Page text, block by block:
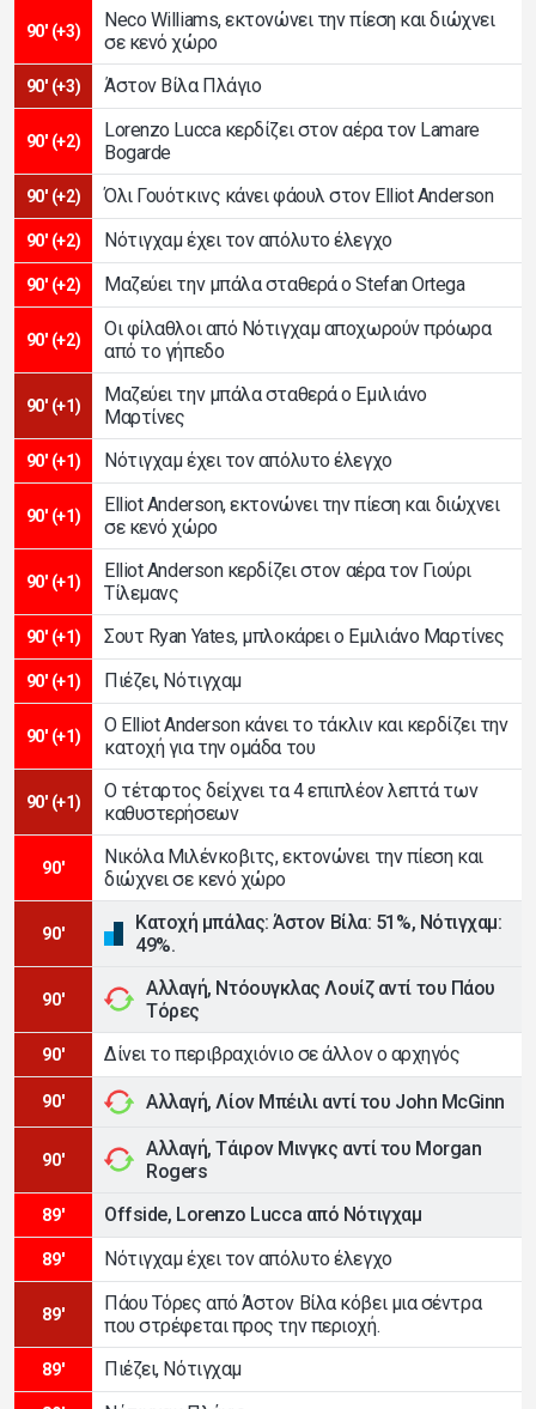
90' (+3)
Neco Williams, εκτονώνει την πίεση και διώχνει
σε κενό χώρο
90' (+3) Άστον Βίλα Πλάγιο
90' (+2)
Lorenzo Lucca κερδίζει στον αέρα τον Lamare
Bogarde
90' (+2) Όλι Γουότκινς κάνει φάουλ στον Elliot Anderson
90' (+2) Νότιγχαμ έχει τον απόλυτο έλεγχο
90' (+2) Μαζεύει την μπάλα σταθερά ο Stefan Ortega
90' (+2)
Οι φίλαθλοι από Νότιγχαμ αποχωρούν πρόωρα
από το γήπεδο
90' (+1)
Μαζεύει την μπάλα σταθερά ο Εμιλιάνο
Μαρτίνες
90' (+1) Νότιγχαμ έχει τον απόλυτο έλεγχο
90' (+1)
Elliot Anderson, εκτονώνει την πίεση και διώχνει
σε κενό χώρο
90' (+1)
Elliot Anderson κερδίζει στον αέρα τον Γιούρι
Τίλεμανς
90' (+1) Σουτ Ryan Yates, μπλοκάρει ο Εμιλιάνο Μαρτίνες
90' (+1) Πιέζει, Νότιγχαμ
90' (+1)
Ο Elliot Anderson κάνει το τάκλιν και κερδίζει την
κατοχή για την ομάδα του
90' (+1)
Ο τέταρτος δείχνει τα 4 επιπλέον λεπτά των
καθυστερήσεων
90'
Νικόλα Μιλένκοβιτς, εκτονώνει την πίεση και
διώχνει σε κενό χώρο
90'
Κατοχή μπάλας: Άστον Βίλα: 51%, Νότιγχαμ:
49%.
90'
Αλλαγή, Ντόουγκλας Λουίζ αντί του Πάου
Τόρες
90' Δίνει το περιβραχιόνιο σε άλλον ο αρχηγός
90' Αλλαγή, Λίον Μπέιλι αντί του John McGinn
90'
Αλλαγή, Τάιρον Μινγκς αντί του Morgan
Rogers
89' Offside, Lorenzo Lucca από Νότιγχαμ
89' Νότιγχαμ έχει τον απόλυτο έλεγχο
89'
Πάου Τόρες από Άστον Βίλα κόβει μια σέντρα
που στρέφεται προς την περιοχή.
89' Πιέζει, Νότιγχαμ